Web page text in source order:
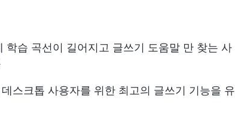
학습 곡선이 길어지고 글쓰기 도움말 만 찾는 사
스크톱 사용자를 위한 최고의 글쓰기 기능을 유